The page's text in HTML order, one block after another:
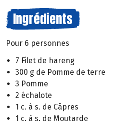
Ingrédients
Pour 6 personnes
7 Filet de hareng
300 g de Pomme de terre
3 Pomme
2 échalote
1 c. à s. de Câpres
1 c. à s. de Moutarde